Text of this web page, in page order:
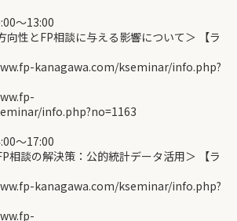
〜13:00
性とFP相談に与える影響について＞ 【ラ
kanagawa.com/kseminar/info.php?
info.php?no=1163
〜17:00
相談の解決策：公的統計データ活用＞ 【ラ
kanagawa.com/kseminar/info.php?